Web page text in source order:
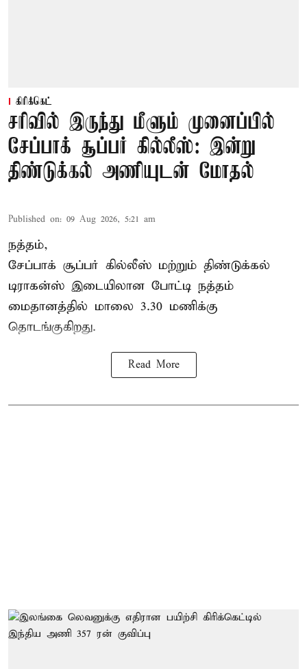
கிரிக்கெட்
சரிவில் இருந்து மீளும் முனைப்பில்
சேப்பாக் சூப்பர் கில்லீஸ்: இன்று
திண்டுக்கல் அணியுடன் மோதல்
Published on: 09 Aug 2026, 5:21 am
நத்தம்,
சேப்பாக் சூப்பர் கில்லீஸ் மற்றும் திண்டுக்கல்
டிராகன்ஸ் இடையிலான போட்டி நத்தம்
மைதானத்தில் மாலை 3.30 மணிக்கு
தொடங்குகிறது.
Read More